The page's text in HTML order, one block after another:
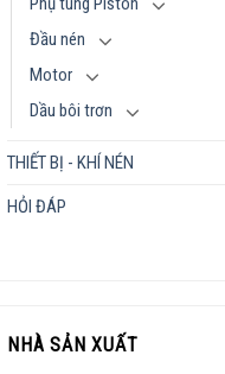
Đầu nén
Motor
Dầu bôi trơn
THIẾT BỊ - KHÍ NÉN
HỎI ĐÁP
NHÀ SẢN XUẤT